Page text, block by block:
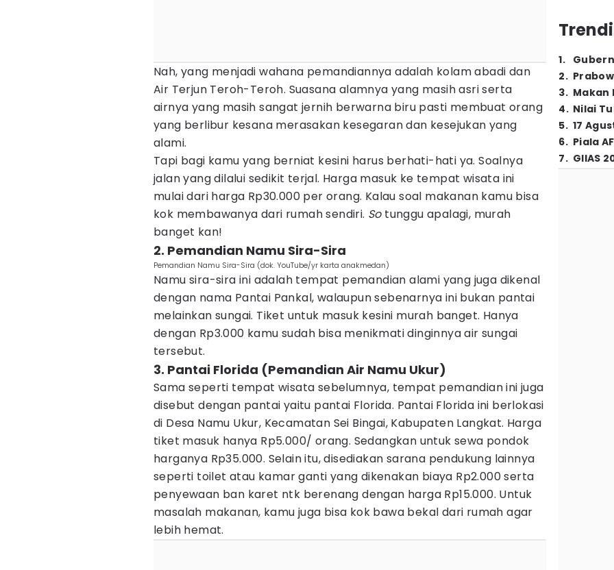
Nah, yang menjadi wahana pemandiannya adalah kolam abadi dan
Air Terjun Teroh-Teroh. Suasana alamnya yang masih asri serta
airnya yang masih sangat jernih berwarna biru pasti membuat orang
yang berlibur kesana merasakan kesegaran dan kesejukan yang
alami.
Tapi bagi kamu yang berniat kesini harus berhati-hati ya. Soalnya
jalan yang dilalui sedikit terjal. Harga masuk ke tempat wisata ini
mulai dari harga Rp30.000 per orang. Kalau soal makanan kamu bisa
kok membawanya dari rumah sendiri. So tunggu apalagi, murah
banget kan!
2. Pemandian Namu Sira-Sira
Pemandian Namu Sira-Sira (dok. YouTube/yr karta anakmedan)
Namu sira-sira ini adalah tempat pemandian alami yang juga dikenal
dengan nama Pantai Pankal, walaupun sebenarnya ini bukan pantai
melainkan sungai. Tiket untuk masuk kesini murah banget. Hanya
dengan Rp3.000 kamu sudah bisa menikmati dinginnya air sungai
tersebut.
3. Pantai Florida (Pemandian Air Namu Ukur)
Sama seperti tempat wisata sebelumnya, tempat pemandian ini juga
disebut dengan pantai yaitu pantai Florida. Pantai Florida ini berlokasi
di Desa Namu Ukur, Kecamatan Sei Bingai, Kabupaten Langkat. Harga
tiket masuk hanya Rp5.000/ orang. Sedangkan untuk sewa pondok
harganya Rp35.000. Selain itu, disediakan sarana pendukung lainnya
seperti toilet atau kamar ganti yang dikenakan biaya Rp2.000 serta
penyewaan ban karet ntk berenang dengan harga Rp15.000. Untuk
masalah makanan, kamu juga bisa kok bawa bekal dari rumah agar
lebih hemat.
1.
2.
3. Makan
4. Nilai
5. 17
6. Piala
7. GIIAS